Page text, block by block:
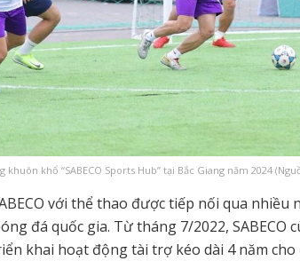
khổ “SABECO Sports Hub” tại Bắc Giang năm 2024
với thể thao được tiếp nối qua nhiều
đá quốc gia. Từ tháng 7/2022, SABECO
khai hoạt động tài trợ kéo dài 4 năm